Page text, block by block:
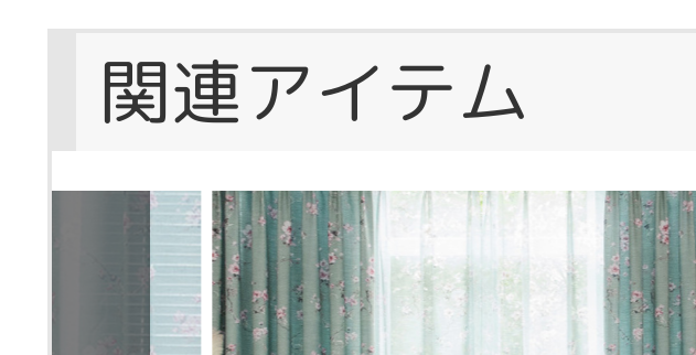
関連アイテム